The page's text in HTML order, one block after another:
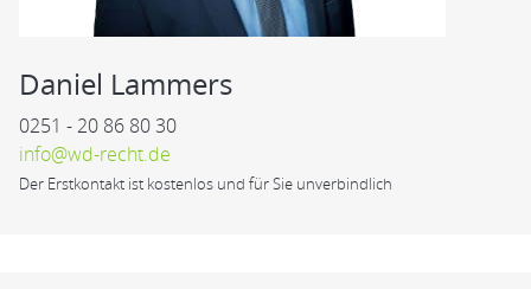
Daniel Lammers
0251 - 20 86 80 30
info@wd-recht.de
Der Erstkontakt ist kostenlos und für Sie unverbindlich